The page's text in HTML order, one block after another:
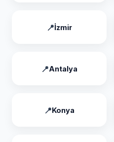
İzmir
Antalya
Konya